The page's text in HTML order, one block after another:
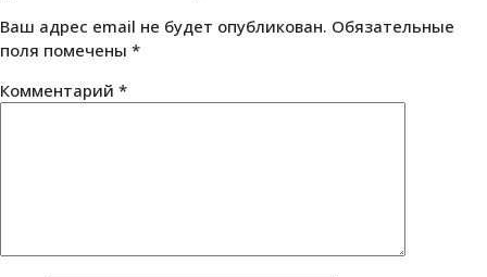
Ваш адрес email не будет опубликован. Обязательные
поля помечены *
Комментарий *